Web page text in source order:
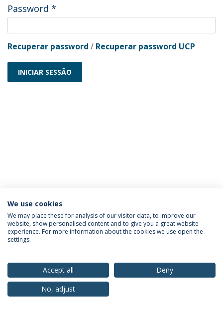
Password *
Recuperar password / Recuperar password UCP
INICIAR SESSÃO
Política de Privacidade
Termos & Condições
Direitos do Titular dos Dados
© 2026 Universidade Católica Portuguesa
We use cookies
We may place these for analysis of our visitor data, to improve our
website, show personalised content and to give you a great website
experience. For more information about the cookies we use open the
settings.
Accept all
Deny
No, adjust